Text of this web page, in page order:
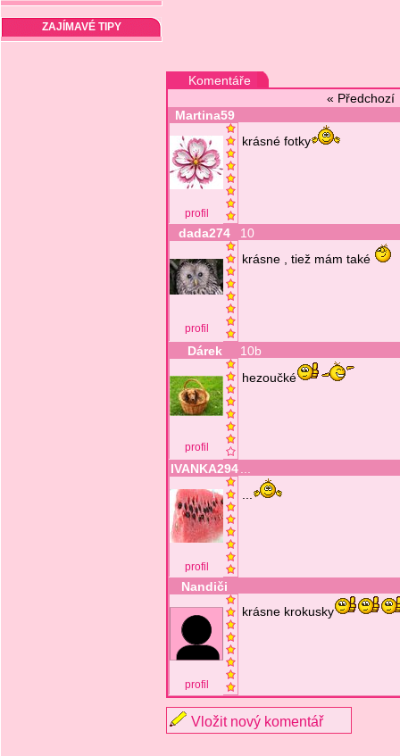
ZAJÍMAVÉ TIPY
Komentáře
«
Martina59
profil
krásné fotky
dada274 10
profil
krásne , tiež mám také
Dárek 10b
profil
hezoučké
IVANKA294
profil
Nandiči
profil
krásne krokusky
Vložit nový komentář